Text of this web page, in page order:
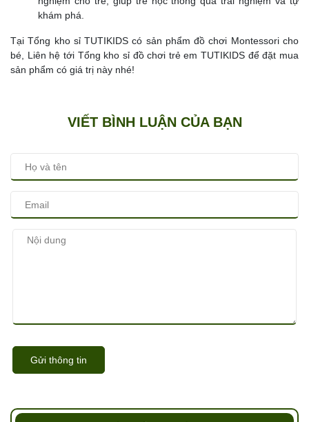
khám phá.
Tại Tổng kho sỉ TUTIKIDS có sản phẩm đồ chơi Montessori cho
bé, Liên hệ tới Tổng kho sỉ đồ chơi trẻ em TUTIKIDS để đặt mua
sản phẩm có giá trị này nhé!
VIẾT BÌNH LUẬN CỦA BẠN
Gửi thông tin